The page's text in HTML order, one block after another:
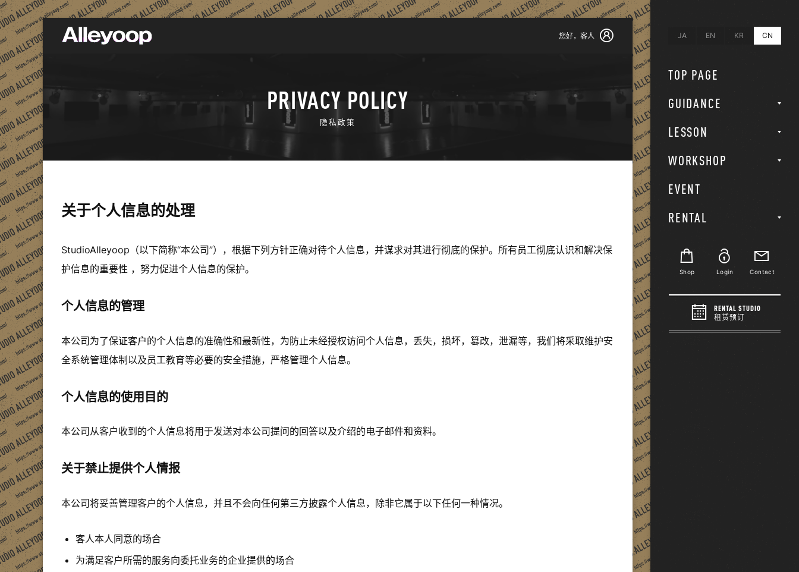
Studio Alleyoop 您好， 客人 JA EN KR CN
TOP PAGE
GUIDANCE
LESSON
WORKSHOP
EVENT
RENTAL
Shop Login Contact
RENTAL STUDIO
租赁预订
PRIVACY POLICY
隐私政策
关于个人信息的处理
StudioAlleyoop（以下简称“本公司”），根据下列方针正确对待个人信息，并谋求对其进行彻底的保护。所有员工彻底认识和解决保
护信息的重要性 ，努力促进个人信息的保护。
个人信息的管理
本公司为了保证客户的个人信息的准确性和最新性，为防止未经授权访问个人信息，丢失，损坏，篡改，泄漏等，我们将采取维护安
全系统管理体制以及员工教育等必要的安全措施，严格管理个人信息。
个人信息的使用目的
本公司从客户收到的个人信息将用于发送对本公司提问的回答以及介绍的电子邮件和资料。
关于禁止提供个人情报
本公司将妥善管理客户的个人信息，并且不会向任何第三方披露个人信息，除非它属于以下任何一种情况。
客人本人同意的场合
为满足客户所需的服务向委托业务的企业提供的场合